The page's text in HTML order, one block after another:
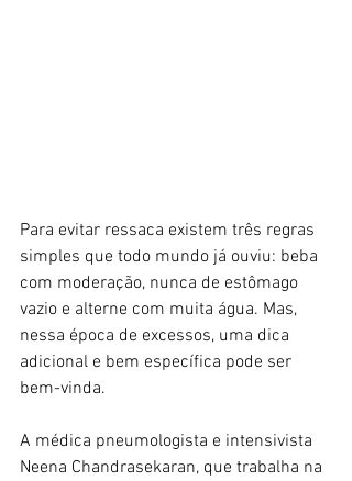
Para evitar ressaca existem três regras
simples que todo mundo já ouviu: beba
com moderação, nunca de estômago
vazio e alterne com muita água. Mas,
nessa época de excessos, uma dica
adicional e bem específica pode ser
bem-vinda.
A médica pneumologista e intensivista
Neena Chandrasekaran, que trabalha na